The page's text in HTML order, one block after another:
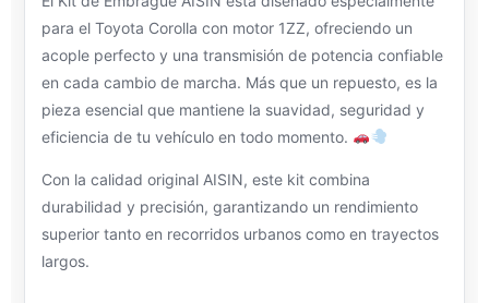
para el Toyota Corolla con motor 1ZZ, ofreciendo un
acople perfecto y una transmisión de potencia confiable
en cada cambio de marcha. Más que un repuesto, es la
pieza esencial que mantiene la suavidad, seguridad y
eficiencia de tu vehículo en todo momento.
Con la calidad original AISIN, este kit combina
durabilidad y precisión, garantizando un rendimiento
superior tanto en recorridos urbanos como en trayectos
largos.